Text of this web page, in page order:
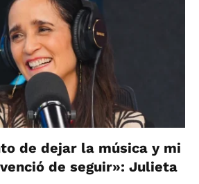
de dejar la música y mi
de seguir»: Julieta